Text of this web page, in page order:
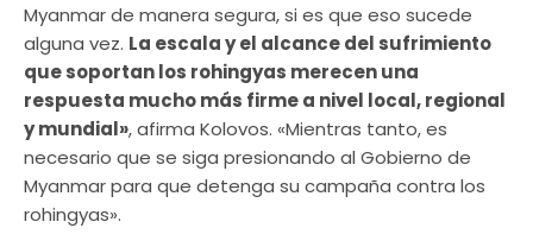
Myanmar de manera segura, si es que eso sucede
alguna vez. La escala y el alcance del sufrimiento
que soportan los rohingyas merecen una
respuesta mucho más firme a nivel local, regional
y mundial», afirma Kolovos. «Mientras tanto, es
necesario que se siga presionando al Gobierno de
Myanmar para que detenga su campaña contra los
rohingyas».